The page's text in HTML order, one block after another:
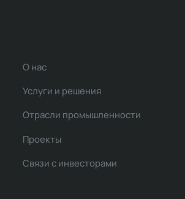
О нас
Услуги и решения
Отрасли промышленности
Проекты
Связи с инвесторами